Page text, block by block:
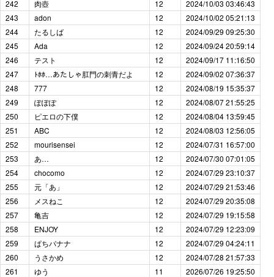
242 肉壺 12
2024/10/03 03:46:43
243
adon 12
2024/10/02 05:21:13
244
たるしば 12
2024/09/29 09:25:30
245
Ada 12
2024/09/24 20:59:14
246
テスト 12
2024/09/17 11:16:50
247
ﾄﾎﾎ…あたしゃ肛門の刺青だよ 12
2024/09/02 07:36:37
248
777 12
2024/08/19 15:35:37
249
ぽぽぽ 12
2024/08/07 21:55:25
250
ピエロの下僕 12
2024/08/04 13:59:45
251
ABC 12
2024/08/03 12:56:05
252
mourisensei 12
2024/07/31 16:57:00
253
あ… 12
2024/07/30 07:01:05
254
chocomo 12
2024/07/29 23:10:37
255
元「あ」 12
2024/07/29 21:53:46
256
メスねこ 12
2024/07/29 20:35:08
257
亀吉 12
2024/07/29 19:15:58
258
ENJOY 12
2024/07/29 12:23:09
259
ぱちバナナ 12
2024/07/29 04:24:11
260
うさかめ 12
2024/07/28 21:57:33
261
ゆう 11
2026/07/26 19:25:50